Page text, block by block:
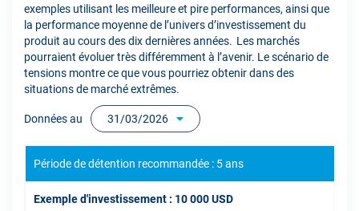
exemples utilisant les meilleure et pire performances, ainsi que
la performance moyenne de l’univers d’investissement du
produit au cours des dix dernières années. Les marchés
pourraient évoluer très différemment à l’avenir. Le scénario de
tensions montre ce que vous pourriez obtenir dans des
situations de marché extrêmes.
Données au 31/03/2026
Période de détention recommandée : 5 ans
Exemple d'investissement : 10 000 USD